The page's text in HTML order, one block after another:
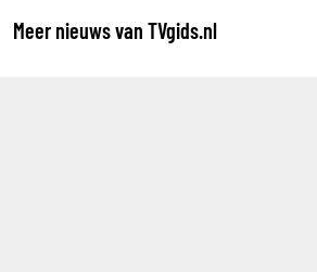
Meer nieuws van TVgids.nl